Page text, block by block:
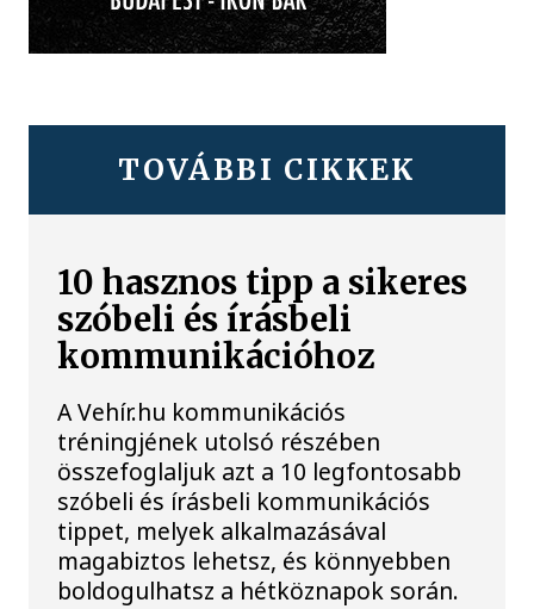
TOVÁBBI CIKKEK
10 hasznos tipp a sikeres
szóbeli és írásbeli
kommunikációhoz
A Vehír.hu kommunikációs
tréningjének utolsó részében
összefoglaljuk azt a 10 legfontosabb
szóbeli és írásbeli kommunikációs
tippet, melyek alkalmazásával
magabiztos lehetsz, és könnyebben
boldogulhatsz a hétköznapok során.